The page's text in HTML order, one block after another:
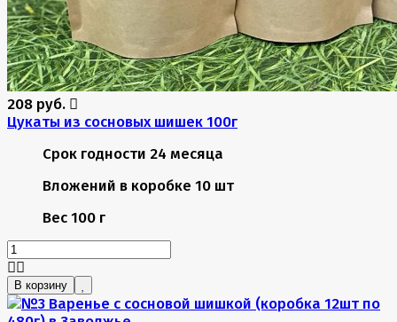
208 руб.
Цукаты из сосновых шишек 100г
Срок годности 24 месяца
Вложений в коробке 10 шт
Вес 100 г
В корзину